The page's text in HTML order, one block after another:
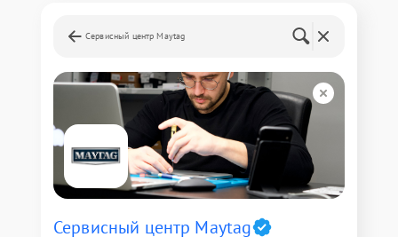
Сервисный центр Maytag
Сервисный центр Maytag